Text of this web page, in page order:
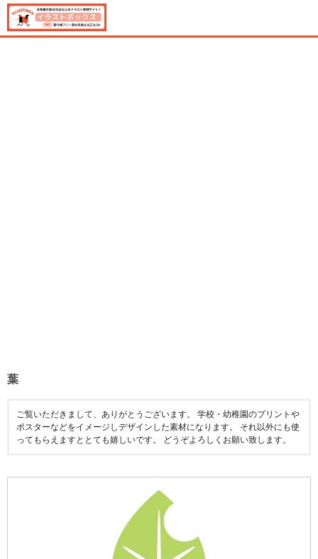
葉
ご覧いただきまして、ありがとうございます。 学校・幼稚園のプリントや
ポスターなどをイメージしデザインした素材になります。 それ以外にも使
ってもらえますととても嬉しいです。 どうぞよろしくお願い致します。